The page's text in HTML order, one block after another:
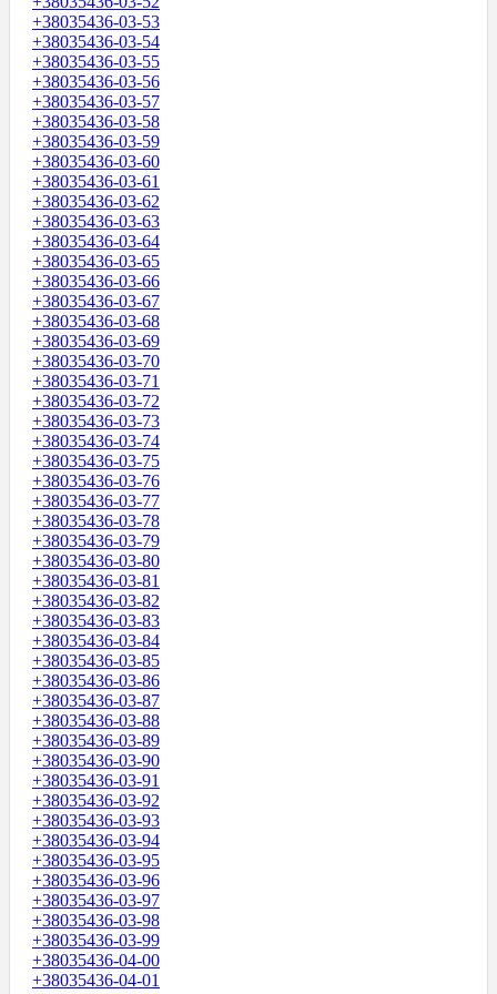
+38035436-03-53
+38035436-03-54
+38035436-03-55
+38035436-03-56
+38035436-03-57
+38035436-03-58
+38035436-03-59
+38035436-03-60
+38035436-03-61
+38035436-03-62
+38035436-03-63
+38035436-03-64
+38035436-03-65
+38035436-03-66
+38035436-03-67
+38035436-03-68
+38035436-03-69
+38035436-03-70
+38035436-03-71
+38035436-03-72
+38035436-03-73
+38035436-03-74
+38035436-03-75
+38035436-03-76
+38035436-03-77
+38035436-03-78
+38035436-03-79
+38035436-03-80
+38035436-03-81
+38035436-03-82
+38035436-03-83
+38035436-03-84
+38035436-03-85
+38035436-03-86
+38035436-03-87
+38035436-03-88
+38035436-03-89
+38035436-03-90
+38035436-03-91
+38035436-03-92
+38035436-03-93
+38035436-03-94
+38035436-03-95
+38035436-03-96
+38035436-03-97
+38035436-03-98
+38035436-03-99
+38035436-04-00
+38035436-04-01